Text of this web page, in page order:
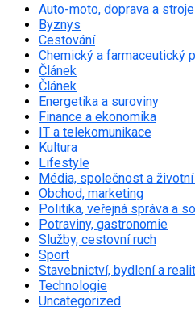
Auto-moto, doprava a stroje
Byznys
Cestování
Chemický a farmaceutický
Článek
Článek
Energetika a suroviny
Finance a ekonomika
IT a telekomunikace
Kultura
Lifestyle
Média, společnost a
Obchod, marketing
Politika, veřejná správa a
Potraviny, gastronomie
Služby, cestovní ruch
Sport
Stavebnictví, bydlení a
Technologie
Uncategorized